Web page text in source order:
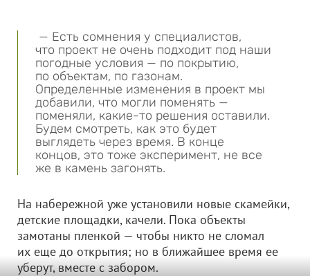
— Есть сомнения у специалистов,
что проект не очень подходит под наши
погодные условия — по покрытию,
по объектам, по газонам.
Определенные изменения в проект мы
добавили, что могли поменять —
поменяли, какие-то решения оставили.
Будем смотреть, как это будет
выглядеть через время. В конце
концов, это тоже эксперимент, не все
же в камень загонять.
На набережной уже установили новые скамейки,
детские площадки, качели. Пока объекты
замотаны пленкой — чтобы никто не сломал
их еще до открытия; но в ближайшее время ее
уберут, вместе с забором.